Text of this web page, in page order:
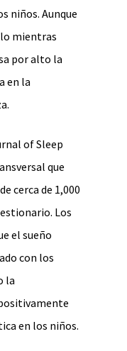
niños. Aunque
mientras
por alto la
en la
of Sleep
que
cerca de 1,000
Los
el sueño
con los
la
en los niños.